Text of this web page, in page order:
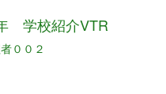
学校紹介VTR
００２